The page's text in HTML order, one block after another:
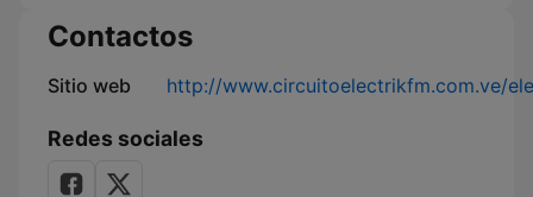
Contactos
Sitio web http://www.circuitoelectrikfm.com.ve/
Redes sociales